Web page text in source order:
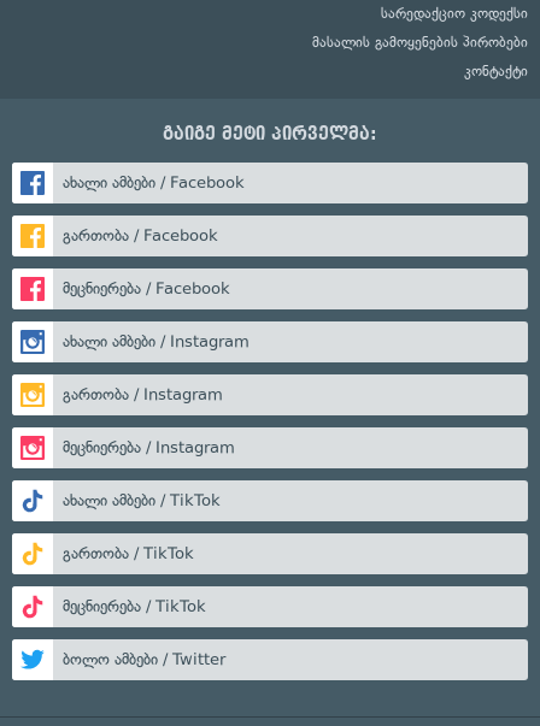
სარედაქციო კოდექსი
მასალის გამოყენების პირობები
კონტაქტი
გაიგე მეტი პირველმა:
ახალი ამბები / Facebook
გართობა / Facebook
მეცნიერება / Facebook
ახალი ამბები / Instagram
გართობა / Instagram
მეცნიერება / Instagram
ახალი ამბები / TikTok
გართობა / TikTok
მეცნიერება / TikTok
ბოლო ამბები / Twitter